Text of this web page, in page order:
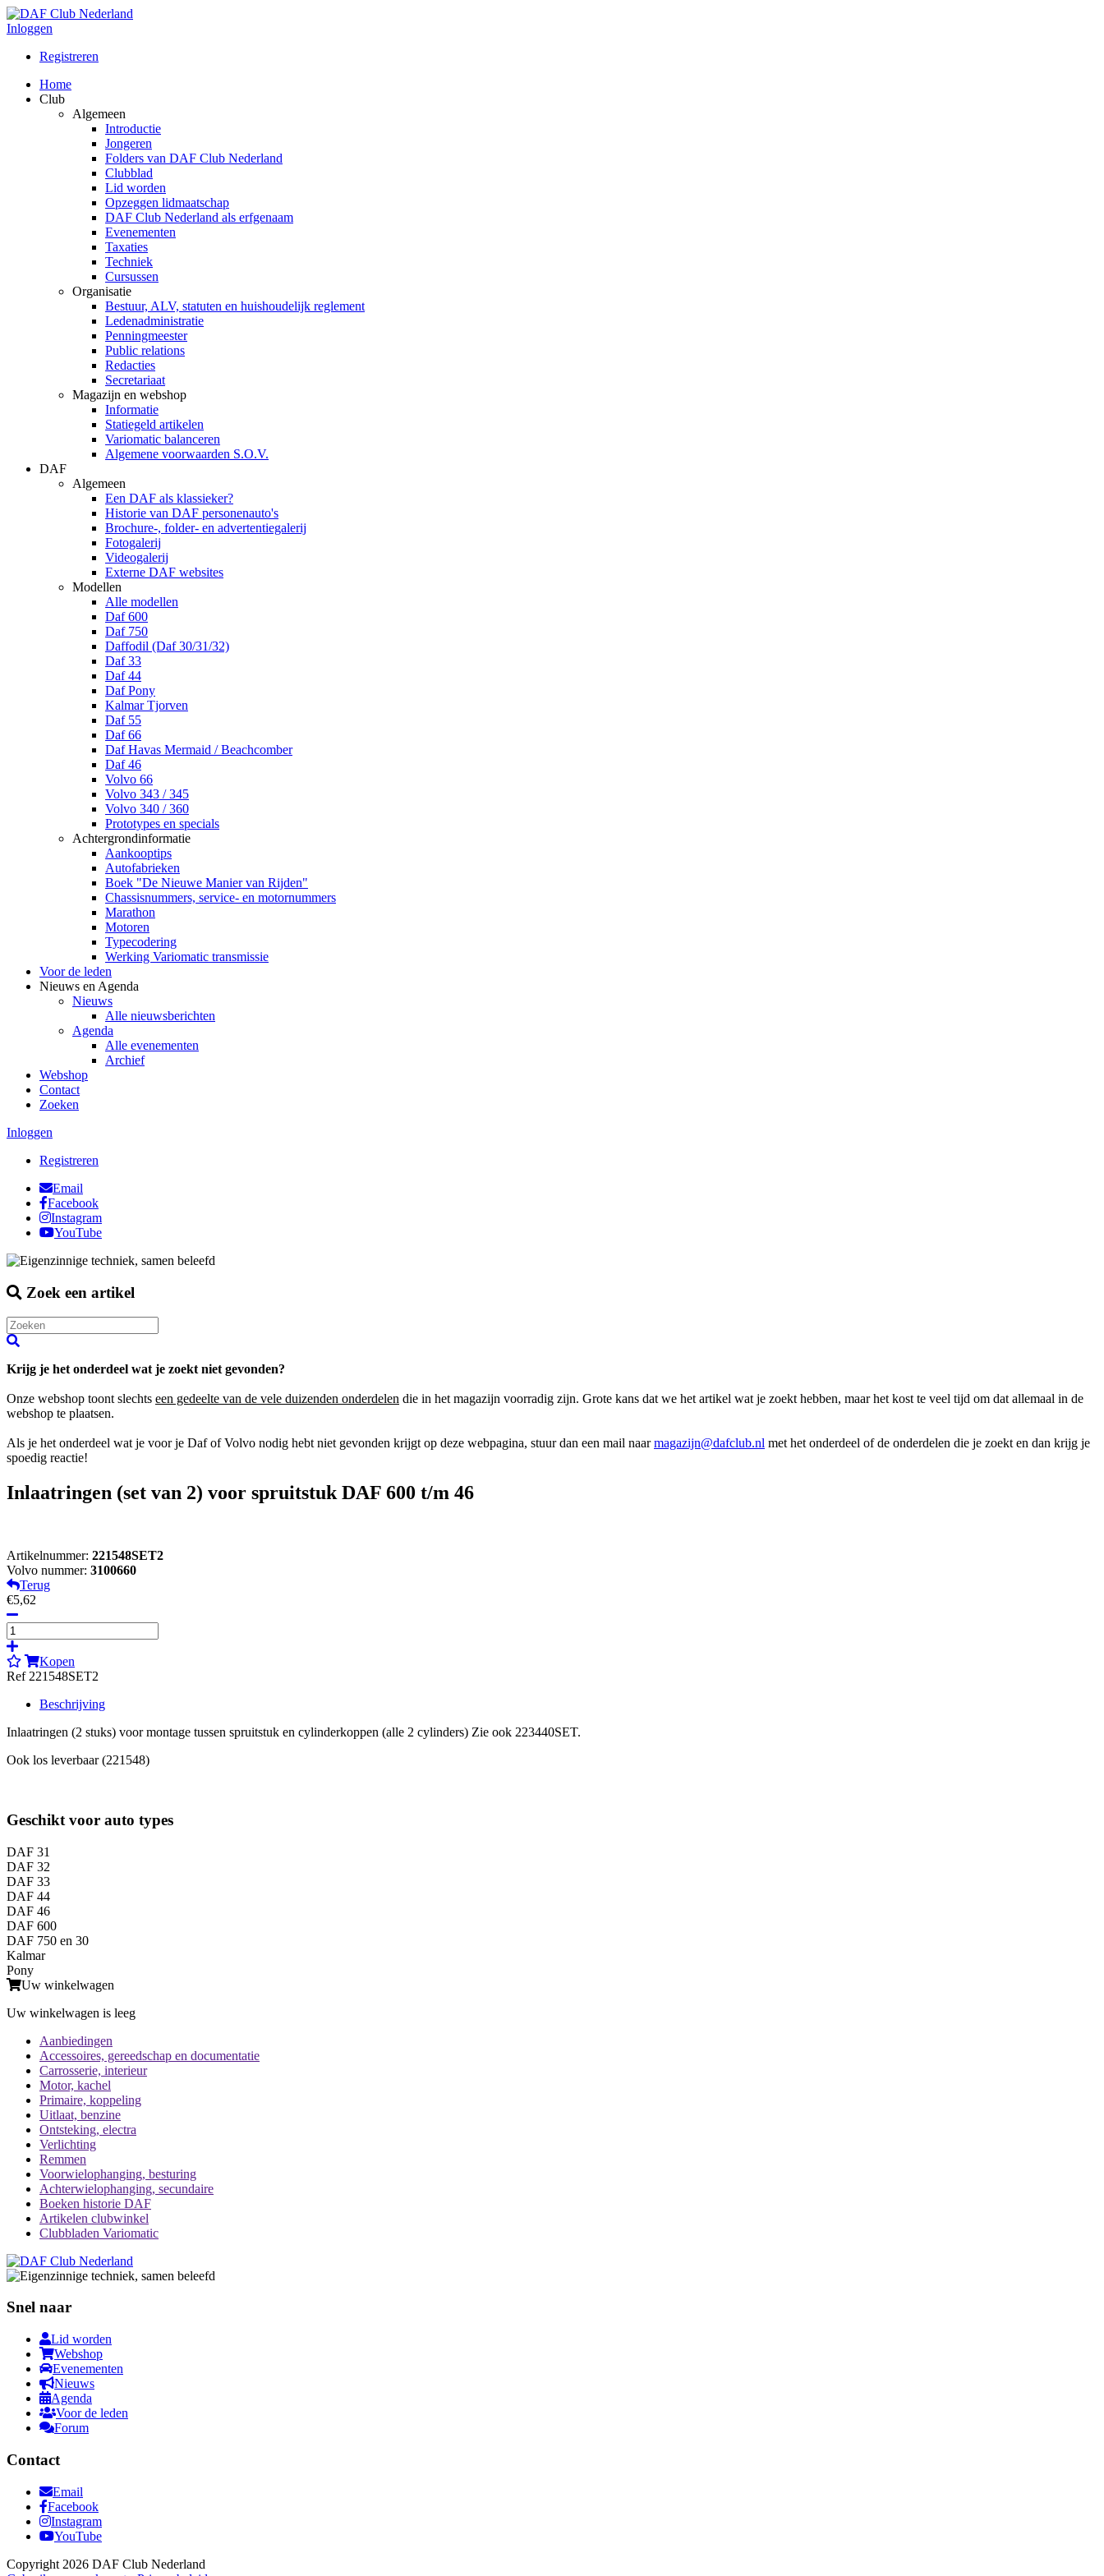
Inloggen
Registreren
Home
Club
Algemeen
Introductie
Jongeren
Folders van DAF Club Nederland
Clubblad
Lid worden
Opzeggen lidmaatschap
DAF Club Nederland als erfgenaam
Evenementen
Taxaties
Techniek
Cursussen
Organisatie
Bestuur, ALV, statuten en huishoudelijk reglement
Ledenadministratie
Penningmeester
Public relations
Redacties
Secretariaat
Magazijn en webshop
Informatie
Statiegeld artikelen
Variomatic balanceren
Algemene voorwaarden S.O.V.
DAF
Algemeen
Een DAF als klassieker?
Historie van DAF personenauto's
Brochure-, folder- en advertentiegalerij
Fotogalerij
Videogalerij
Externe DAF websites
Modellen
Alle modellen
Daf 600
Daf 750
Daffodil (Daf 30/31/32)
Daf 33
Daf 44
Daf Pony
Kalmar Tjorven
Daf 55
Daf 66
Daf Havas Mermaid / Beachcomber
Daf 46
Volvo 66
Volvo 343 / 345
Volvo 340 / 360
Prototypes en specials
Achtergrondinformatie
Aankooptips
Autofabrieken
Boek "De Nieuwe Manier van Rijden"
Chassisnummers, service- en motornummers
Marathon
Motoren
Typecodering
Werking Variomatic transmissie
Voor de leden
Nieuws en Agenda
Nieuws
Alle nieuwsberichten
Agenda
Alle evenementen
Archief
Webshop
Contact
Zoeken
Inloggen
Registreren
Email
Facebook
Instagram
YouTube
Zoek een artikel
Krijg je het onderdeel wat je zoekt niet gevonden?
Onze webshop toont slechts een gedeelte van de vele duizenden onderdelen die in het magazijn voorradig zijn. Grote kans dat we het artikel wat je zoekt hebben, maar het kost te veel tijd om dat allemaal in de
webshop te plaatsen.
Als je het onderdeel wat je voor je Daf of Volvo nodig hebt niet gevonden krijgt op deze webpagina, stuur dan een mail naarmagazijn@dafclub.nl met het onderdeel of de onderdelen die je zoekt en dan krijg je
spoedig reactie!
Inlaatringen (set van 2) voor spruitstuk DAF 600 t/m 46
Artikelnummer: 221548SET2
Volvo nummer: 3100660
Terug
€5,62
Kopen
Ref 221548SET2
Beschrijving
Inlaatringen (2 stuks) voor montage tussen spruitstuk en cylinderkoppen (alle 2 cylinders) Zie ook 223440SET.
Ook los leverbaar (221548)
Geschikt voor auto types
DAF 31
DAF 32
DAF 33
DAF 44
DAF 46
DAF 600
DAF 750 en 30
Kalmar
Pony
Uw winkelwagen
Uw winkelwagen is leeg
Aanbiedingen
Accessoires, gereedschap en documentatie
Carrosserie, interieur
Motor, kachel
Primaire, koppeling
Uitlaat, benzine
Ontsteking, electra
Verlichting
Remmen
Voorwielophanging, besturing
Achterwielophanging, secundaire
Boeken historie DAF
Artikelen clubwinkel
Clubbladen Variomatic
Snel naar
Lid worden
Webshop
Evenementen
Nieuws
Agenda
Voor de leden
Forum
Contact
Email
Facebook
Instagram
YouTube
Copyright 2026 DAF Club Nederland